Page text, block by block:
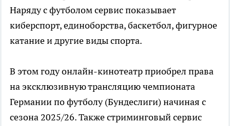
Наряду с футболом сервис показывает
киберспорт, единоборства, баскетбол, фигурное
катание и другие виды спорта.
В этом году онлайн-кинотеатр приобрел права
на эксклюзивную трансляцию чемпионата
Германии по футболу (Бундеслиги) начиная с
сезона 2025/26. Также стриминговый сервис